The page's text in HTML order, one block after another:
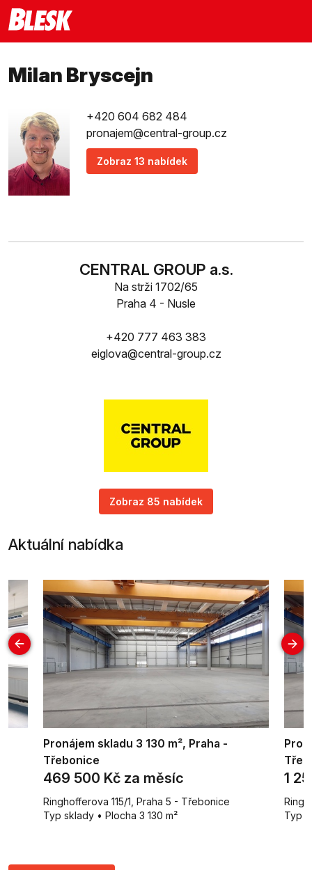
Milan Bryscejn
+420 604 682 484
pronajem@central-group.cz
Zobraz 13 nabídek
CENTRAL GROUP a.s.
Na strži 1702/65
Praha 4 - Nusle
+420 777 463 383
eiglova@central-group.cz
Zobraz 85 nabídek
Aktuální nabídka
Pronájem skladu 3 130 m², Praha -
Třebonice
469 500 Kč za měsíc
Ringhofferova 115/1, Praha 5 - Třebonice
Typ sklady • Plocha 3 130 m²
1
Typ